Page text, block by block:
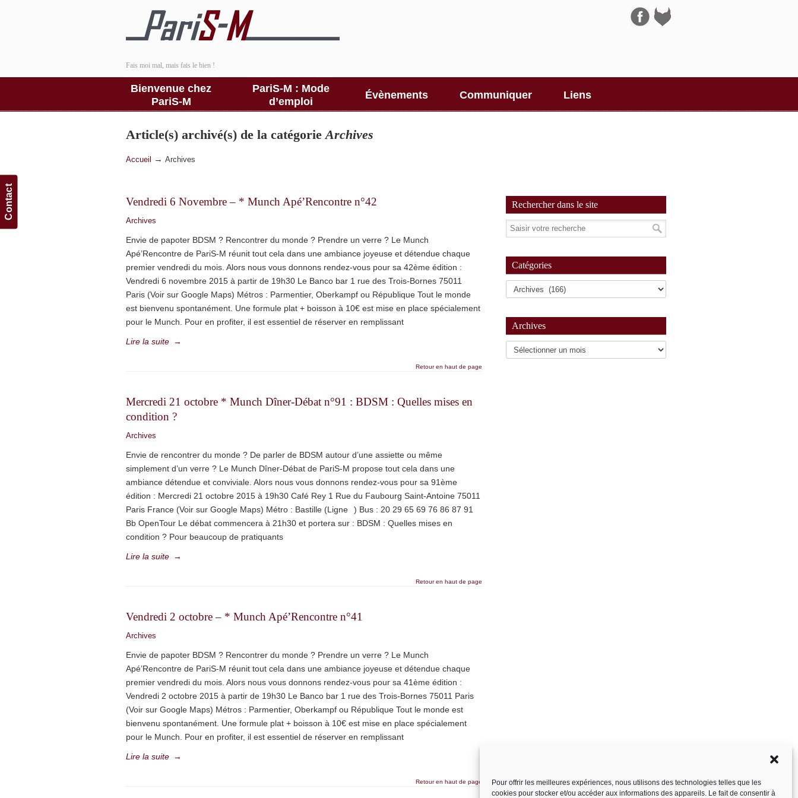
Pour offrir les meilleures expériences, nous utilisons des technologies telles que les
cookies pour stocker et/ou accéder aux informations des appareils. Le fait de consentir à
Contact
Fais moi mal, mais fais le bien !
Bienvenue chez
PariS-M
PariS-M : Mode
d’emploi
Évènements Communiquer Liens
Navigation
Article(s) archivé(s) de la catégorieArchives
Accueil → Archives
Vendredi 6 Novembre – * Munch Apé’Rencontre n°42
Archives
Envie de papoter BDSM ? Rencontrer du monde ? Prendre un verre ? Le Munch
Apé’Rencontre de PariS-M réunit tout cela dans une ambiance joyeuse et détendue chaque
premier vendredi du mois. Alors nous vous donnons rendez-vous pour sa 42ème édition :
Vendredi 6 novembre 2015 à partir de 19h30 Le Banco bar 1 rue des Trois-Bornes 75011
Paris (Voir sur Google Maps) Métros : Parmentier, Oberkampf ou République Tout le monde
est bienvenu spontanément. Une formule plat + boisson à 10€ est mise en place spécialement
pour le Munch. Pour en profiter, il est essentiel de réserver en remplissant
Lire la suite →
Retour en haut de page
Mercredi 21 octobre * Munch Dîner-Débat n°91 : BDSM : Quelles mises en
condition ?
Archives
Envie de rencontrer du monde ? De parler de BDSM autour d’une assiette ou même
simplement d’un verre ? Le Munch Dîner-Débat de PariS-M propose tout cela dans une
ambiance détendue et conviviale. Alors nous vous donnons rendez-vous pour sa 91ème
édition : Mercredi 21 octobre 2015 à 19h30 Café Rey 1 Rue du Faubourg Saint-Antoine 75011
Paris France (Voir sur Google Maps) Métro : Bastille (Ligne ) Bus : 20 29 65 69 76 86 87 91
Bb OpenTour Le débat commencera à 21h30 et portera sur : BDSM : Quelles mises en
condition ? Pour beaucoup de pratiquants
Lire la suite →
Retour en haut de page
Vendredi 2 octobre – * Munch Apé’Rencontre n°41
Archives
Envie de papoter BDSM ? Rencontrer du monde ? Prendre un verre ? Le Munch
Apé’Rencontre de PariS-M réunit tout cela dans une ambiance joyeuse et détendue chaque
premier vendredi du mois. Alors nous vous donnons rendez-vous pour sa 41ème édition :
Vendredi 2 octobre 2015 à partir de 19h30 Le Banco bar 1 rue des Trois-Bornes 75011 Paris
(Voir sur Google Maps) Métros : Parmentier, Oberkampf ou République Tout le monde est
bienvenu spontanément. Une formule plat + boisson à 10€ est mise en place spécialement
pour le Munch. Pour en profiter, il est essentiel de réserver en remplissant
Lire la suite →
Retour en haut de page
Rechercher dans le site
Catégories
Archives
Archives